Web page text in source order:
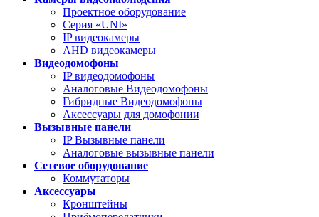
Проектное оборудование
Серия «UNI»
IP видеокамеры
AHD видеокамеры
Видеодомофоны
IP видеодомофоны
Аналоговые Видеодомофоны
Гибридные Видеодомофоны
Аксессуары для домофонии
Вызывные панели
IP Вызывные панели
Аналоговые вызывные панели
Сетевое оборудование
Коммутаторы
Аксессуары
Кронштейны